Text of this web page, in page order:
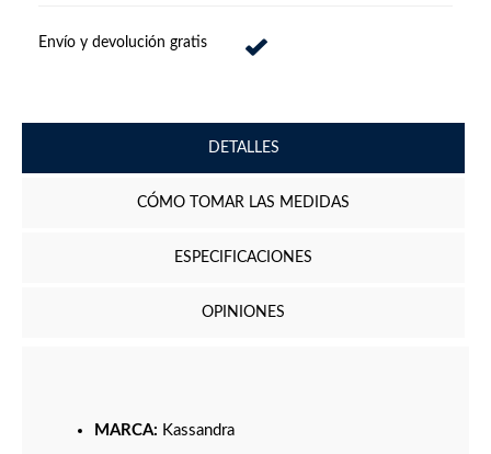
Envío y devolución gratis
DETALLES
CÓMO TOMAR LAS MEDIDAS
ESPECIFICACIONES
OPINIONES
MARCA: Kassandra